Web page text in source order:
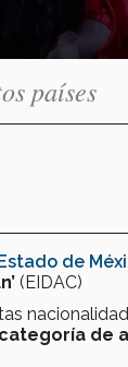
países
de
(EIDAC)
categoría de